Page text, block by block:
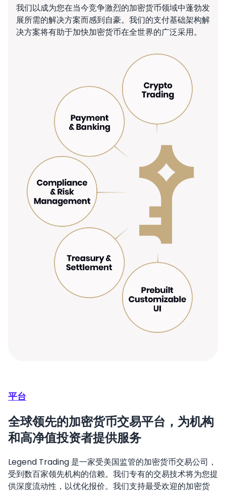
我们以成为您在当今竞争激烈的加密货币领域中蓬勃发
展所需的解决方案而感到自豪。我们的支付基础架构解
决方案将有助于加快加密货币在全世界的广泛采用。
平台
全球领先的加密货币交易平台，为机构
和高净值投资者提供服务
Legend Trading 是一家受美国监管的加密货币交易公司，
受到数百家领先机构的信赖。我们专有的交易技术将为您提
供深度流动性，以优化报价。我们支持最受欢迎的加密货